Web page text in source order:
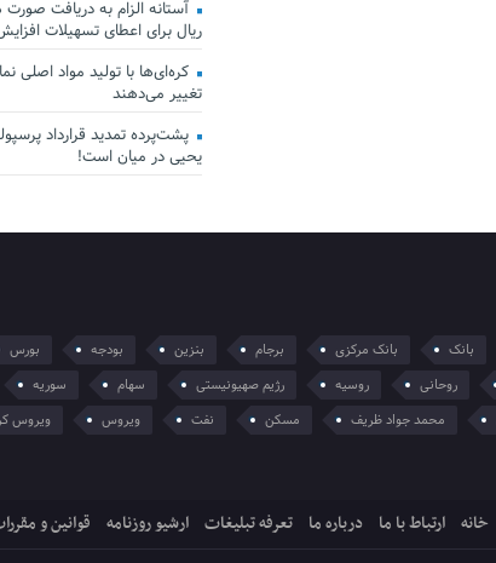
ریال برای اعطای تسهیلات
کره‌ای‌ها با تولید مواد اصلی
تغییر می‌دهند
پشت‌پرده تمدید قرارداد
یحیی در میان است!
بانک بانک مرکزی برجام بنزین بودجه بورس
روحانی روسیه رژیم صهیونیستی سهام سوریه
محمد جواد ظریف مسکن نفت ویروس ویروس
خانه ارتباط با ما درباره ما تعرفه تبلیغات ارشیو روزنامه قوانین و